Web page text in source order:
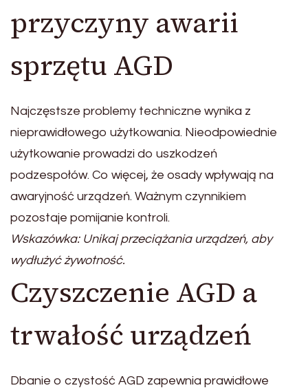
przyczyny awarii
sprzętu AGD
Najczęstsze problemy techniczne wynika z
nieprawidłowego użytkowania. Nieodpowiednie
użytkowanie prowadzi do uszkodzeń
podzespołów. Co więcej, że osady wpływają na
awaryjność urządzeń. Ważnym czynnikiem
pozostaje pomijanie kontroli.
Wskazówka: Unikaj przeciążania urządzeń, aby
wydłużyć żywotność.
Czyszczenie AGD a
trwałość urządzeń
Dbanie o czystość AGD zapewnia prawidłowe